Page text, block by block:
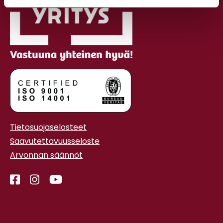
Tietosuojaselosteet
Saavutettavuusseloste
Arvonnan säännöt